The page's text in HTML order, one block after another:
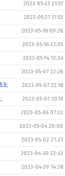
2023-05-23 21:57
2023-05-21 17:53
2023-05-18 09:26
2023-05-16 22:05
2023-05-14 13:24
2023-05-07 22:26
2023-05-07 22:18
2023-05-07 20:51
2023-05-06 07:22
2023-05-04 20:00
2023-05-02 21:23
2023-04-30 22:43
2023-04-29 14:28